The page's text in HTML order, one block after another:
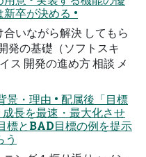
卒が決める •
いながら解決 してもら
発の基礎（ソフトスキ
ス 開発の進め方 相談 メ
景・理由 • 配属後「目標
長を最速・最大化させ
標とBAD目標の例を提示
う